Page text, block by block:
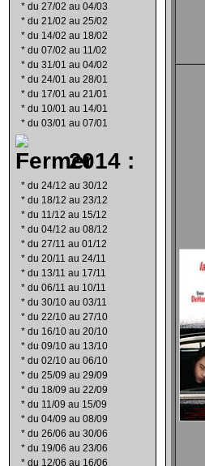
* du 27/02 au 04/03
* du 21/02 au 25/02
* du 14/02 au 18/02
* du 07/02 au 11/02
* du 31/01 au 04/02
* du 24/01 au 28/01
* du 17/01 au 21/01
* du 10/01 au 14/01
* du 03/01 au 07/01
2014 :
* du 24/12 au 30/12
* du 18/12 au 23/12
* du 11/12 au 15/12
* du 04/12 au 08/12
* du 27/11 au 01/12
* du 20/11 au 24/11
* du 13/11 au 17/11
* du 06/11 au 10/11
* du 30/10 au 03/11
* du 22/10 au 27/10
* du 16/10 au 20/10
* du 09/10 au 13/10
* du 02/10 au 06/10
* du 25/09 au 29/09
* du 18/09 au 22/09
* du 11/09 au 15/09
* du 04/09 au 08/09
* du 26/06 au 30/06
* du 19/06 au 23/06
* du 12/06 au 16/06